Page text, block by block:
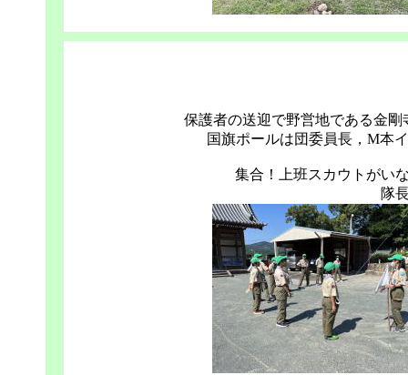
保護者の送迎で野営地である金
国旗ポールは団委員長，M本
集合！上班スカウトがい
隊